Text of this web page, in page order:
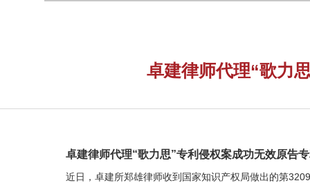
卓建律师代理“歌力
卓建律师代理“歌力思”专利侵权案成功无效原告
近日，卓建所郑雄律师收到国家知识产权局做出的第